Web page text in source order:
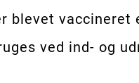
ved ind- og